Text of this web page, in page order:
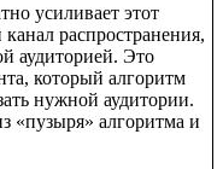
усиливает этот
распространения,
аудиторией. Это
который алгоритм
нужной аудитории.
«пузыря» алгоритма и